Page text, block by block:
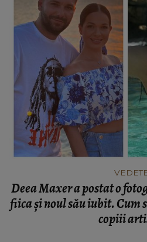
Deea Maxer a postat o
fiica și noul său iubit. Cum
copiii